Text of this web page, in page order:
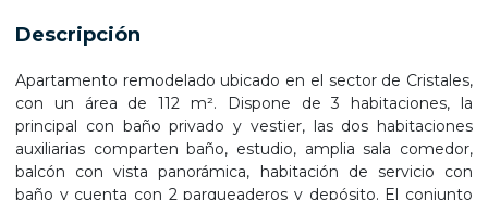
Descripción
Apartamento remodelado ubicado en el sector de Cristales,
con un área de 112 m². Dispone de 3 habitaciones, la
principal con baño privado y vestier, las dos habitaciones
auxiliarias comparten baño, estudio, amplia sala comedor,
balcón con vista panorámica, habitación de servicio con
baño y cuenta con 2 parqueaderos y depósito. El conjunto